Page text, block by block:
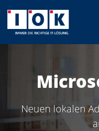
Neuen lokalen